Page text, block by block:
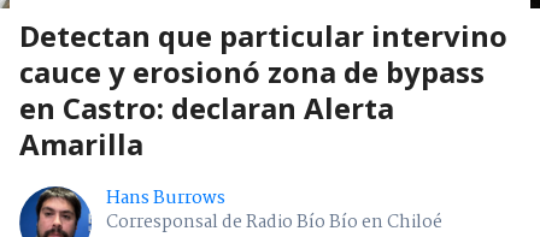
Detectan que particular intervino
cauce y erosionó zona de bypass
en Castro: declaran Alerta
Amarilla
Hans Burrows
Corresponsal de Radio Bío Bío en Chiloé